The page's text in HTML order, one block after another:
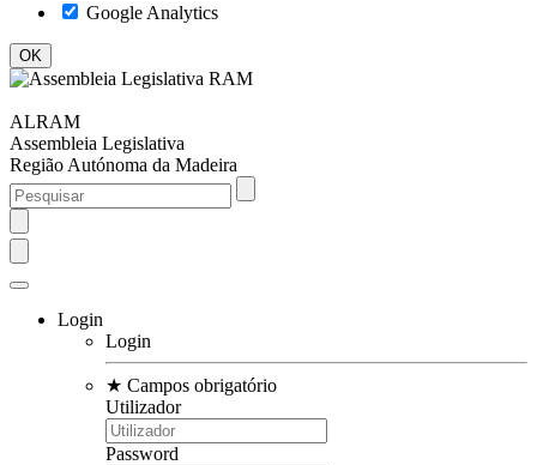
Google Analytics
ALRAM
Assembleia Legislativa
Região Autónoma da Madeira
Login
Login
★ Campos obrigatório
Utilizador
Password